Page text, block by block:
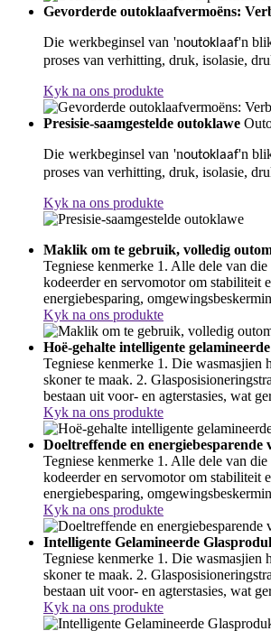
Gevorderde outoklaafvermoëns:
Die werkbeginsel van 'noutoklaaf'n
proses van verhitting, druk, isolasie,
Kyk na ons produkte
Presisie-saamgestelde outoklawe
Die werkbeginsel van 'noutoklaaf'n
proses van verhitting, druk, isolasie,
Kyk na ons produkte
Maklik om te gebruik, volledig
Tegniese kenmerke 1. Alle dele van
kodeerder en servomotor om stabiliteit
energiebesparing,
Kyk na ons produkte
Hoë-gehalte intelligente
Tegniese kenmerke 1. Die wasmasjien
skoner te maak. 2.
bestaan ​​uit voor- en agterstasies, wat
Kyk na ons produkte
Doeltreffende en
Tegniese kenmerke 1. Alle dele van
kodeerder en servomotor om stabiliteit
energiebesparing,
Kyk na ons produkte
Intelligente Gelamineerde
Tegniese kenmerke 1. Die wasmasjien
skoner te maak. 2.
bestaan ​​uit voor- en agterstasies, wat
Kyk na ons produkte